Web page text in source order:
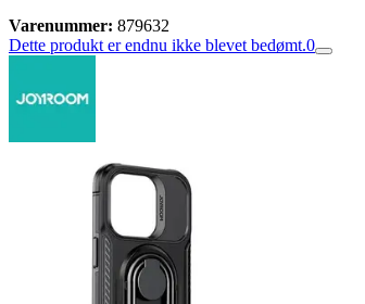
Varenummer: 879632
Dette produkt er endnu ikke blevet bedømt.0